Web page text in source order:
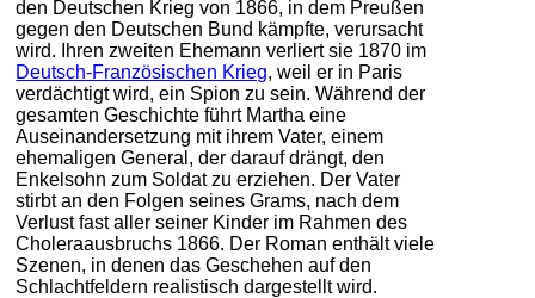
den Deutschen Krieg von 1866, in dem Preußen
gegen den Deutschen Bund kämpfte, verursacht
wird. Ihren zweiten Ehemann verliert sie 1870 im
Deutsch-Französischen Krieg, weil er in Paris
verdächtigt wird, ein Spion zu sein. Während der
gesamten Geschichte führt Martha eine
Auseinandersetzung mit ihrem Vater, einem
ehemaligen General, der darauf drängt, den
Enkelsohn zum Soldat zu erziehen. Der Vater
stirbt an den Folgen seines Grams, nach dem
Verlust fast aller seiner Kinder im Rahmen des
Choleraausbruchs 1866. Der Roman enthält viele
Szenen, in denen das Geschehen auf den
Schlachtfeldern realistisch dargestellt wird.